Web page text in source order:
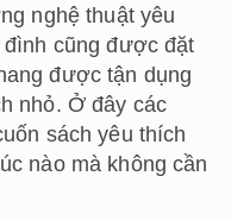
nghệ thuật yêu
cũng được đặt
được tận dụng
nhỏ. Ở đây các
sách yêu thích
nào mà không cần